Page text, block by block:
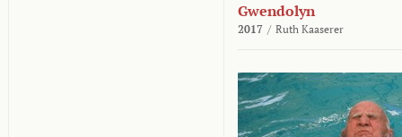
Gwendolyn
2017 / Ruth Kaaserer